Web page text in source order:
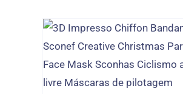
Escalada Ao Ar Livre